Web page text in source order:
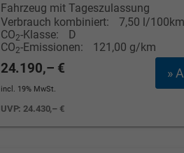
Fahrzeug mit Tageszulassung
Verbrauch kombiniert:
7,50 l/100km
CO2-Klasse:
D
CO2-Emissionen: 121,00 g/km
»
24.190,– €
incl. 19% MwSt.
UVP:24.430,– €